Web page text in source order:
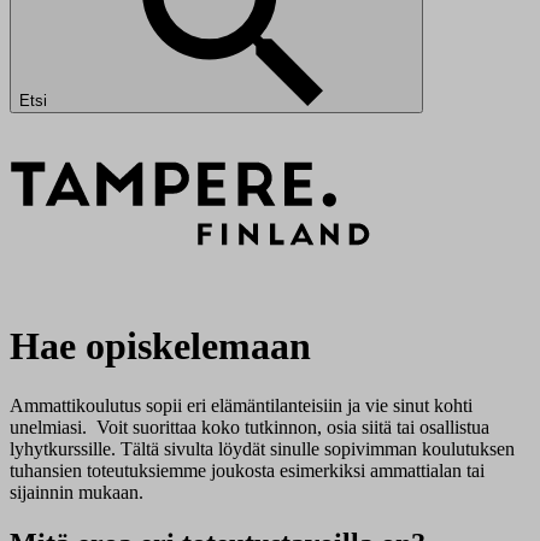
Etsi
Hae opiskelemaan
Ammattikoulutus sopii eri elämäntilanteisiin ja vie sinut kohti
unelmiasi. Voit suorittaa koko tutkinnon, osia siitä tai osallistua
lyhytkurssille. Tältä sivulta löydät sinulle sopivimman koulutuksen
tuhansien toteutuksiemme joukosta esimerkiksi ammattialan tai
sijainnin mukaan.